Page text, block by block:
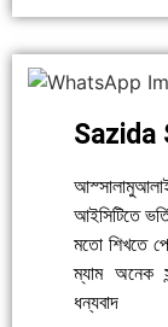
Sazida
আইসিটিতে
মতো শিখতে
ম্যাম অনেক
ধন্যবাদ